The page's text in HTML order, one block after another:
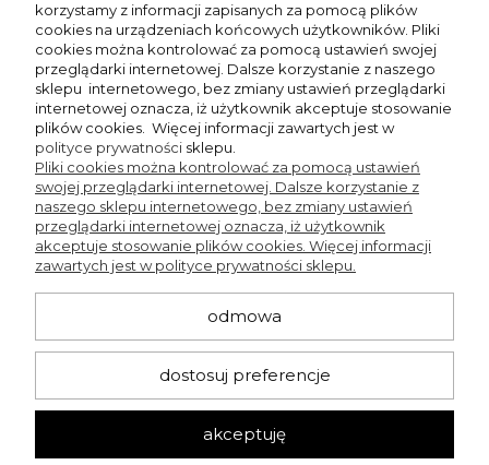
Ocena sklepu:
Ocena produktu:
Dodatkowy komentarz:
Świetnie leżą. Materiał rewelacyjny
Iwona
Dodano: 2026-07-25
Opinia zweryfikowana
Ocena sklepu:
Ocena produktu:
Leżą świetnie. Materiał bardzo przyjemny w dotyku.
Więcej opinii
korzystamy z informacji zapisanych za pomocą plików
cookies na urządzeniach końcowych użytkowników. Pliki
cookies można kontrolować za pomocą ustawień swojej
przeglądarki internetowej. Dalsze korzystanie z naszego
sklepu internetowego, bez zmiany ustawień przeglądarki
internetowej oznacza, iż użytkownik akceptuje stosowanie
plików cookies. Więcej informacji zawartych jest w
polityce prywatności sklepu.
Pliki cookies można kontrolować za pomocą ustawień
swojej przeglądarki internetowej. Dalsze korzystanie z
naszego sklepu internetowego, bez zmiany ustawień
przeglądarki internetowej oznacza, iż użytkownik
akceptuje stosowanie plików cookies. Więcej informacji
zawartych jest w polityce prywatności sklepu.
odmowa
dostosuj preferencje
akceptuję